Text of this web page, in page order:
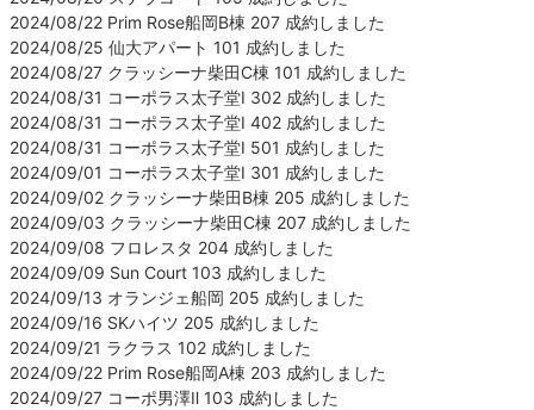
2024/08/22 Prim Rose船岡B棟 207 成約しました
2024/08/25 仙大アパート 101 成約しました
2024/08/27 クラッシーナ柴田C棟 101 成約しました
2024/08/31 コーポラス太子堂Ⅰ 302 成約しました
2024/08/31 コーポラス太子堂Ⅰ 402 成約しました
2024/08/31 コーポラス太子堂Ⅰ 501 成約しました
2024/09/01 コーポラス太子堂Ⅰ 301 成約しました
2024/09/02 クラッシーナ柴田B棟 205 成約しました
2024/09/03 クラッシーナ柴田C棟 207 成約しました
2024/09/08 フロレスタ 204 成約しました
2024/09/09 Sun Court 103 成約しました
2024/09/13 オランジェ船岡 205 成約しました
2024/09/16 SKハイツ 205 成約しました
2024/09/21 ラクラス 102 成約しました
2024/09/22 Prim Rose船岡A棟 203 成約しました
2024/09/27 コーポ男澤Ⅱ 103 成約しました